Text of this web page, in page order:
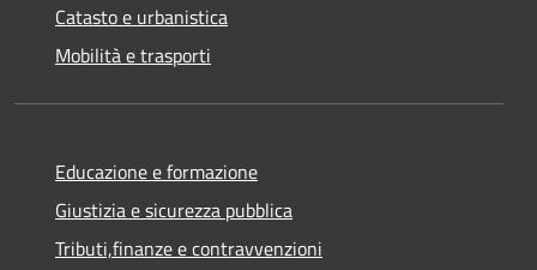
Catasto e urbanistica
Mobilità e trasporti
Educazione e formazione
Giustizia e sicurezza pubblica
Tributi,finanze e contravvenzioni